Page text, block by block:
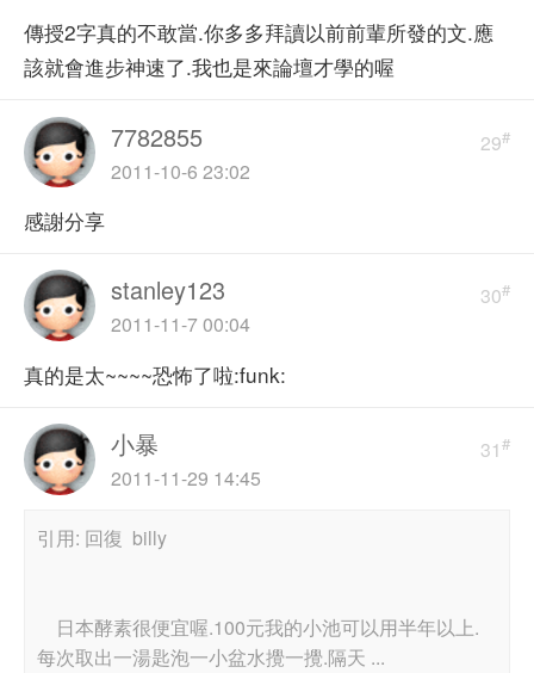
傳授2字真的不敢當.你多多拜讀以前前輩所發的文.應
該就會進步神速了.我也是來論壇才學的喔
29#
7782855
2011-10-6 23:02
感謝分享
30#
stanley123
2011-11-7 00:04
真的是太~~~~恐怖了啦:funk:
31#
小暴
2011-11-29 14:45
引用: 回復 billy
日本酵素很便宜喔.100元我的小池可以用半年以上.
每次取出一湯匙泡一小盆水攪一攪.隔天 ...